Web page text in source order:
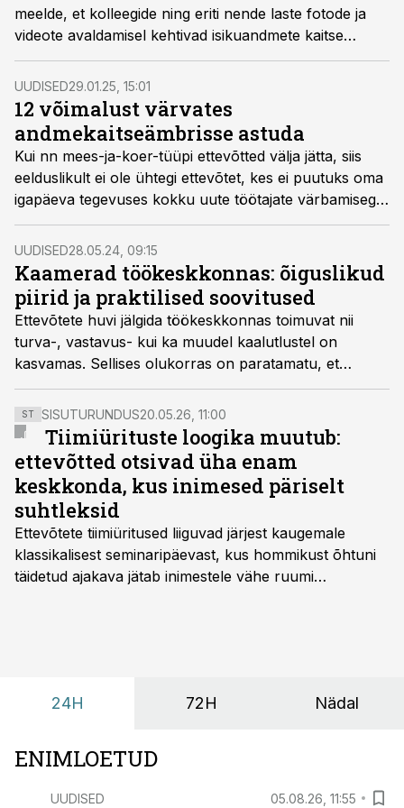
meelde, et kolleegide ning eriti nende laste fotode ja
videote avaldamisel kehtivad isikuandmete kaitse
reeglid, kuna inimese nägu, keha ja hääl on
isikuandmed, rõhutab advokaadibüroo Hedman
andmekaitse ekspert Andres Ojaver.
UUDISED29.01.25, 15:01
12 võimalust värvates
andmekaitseämbrisse astuda
Kui nn mees-ja-koer-tüüpi ettevõtted välja jätta, siis
eelduslikult ei ole ühtegi ettevõtet, kes ei puutuks oma
igapäeva tegevuses kokku uute töötajate värbamisega.
Teadlikkus, läbipaistvus, järjepidevus
(dokumenteerimine) ja turvalisus võiksid olla iga
ettevõtte baasväärtused. Niisamuti moodustub neist
andmekaitseline hügieen. Viimane on muutumas järjest
olulisemaks mõõdupuuks ihaldusväärsema tööandja
kuvandis.
UUDISED28.05.24, 09:15
Kaamerad töökeskkonnas: õiguslikud
piirid ja praktilised soovitused
Ettevõtete huvi jälgida töökeskkonnas toimuvat nii
turva-, vastavus- kui ka muudel kaalutlustel on
kasvamas. Sellises olukorras on paratamatu, et
tööandjate huvid põrkuvad töötajate
privaatsussfääriga. Millistel tingimustel on
jälgimisvahendite kasutamine töökeskkonnas lubatud
ja mida seejuures silmas pidada?
ST SISUTURUNDUS20.05.26, 11:00
Tiimiürituste loogika muutub:
ettevõtted otsivad üha enam
keskkonda, kus inimesed päriselt
suhtleksid
Ettevõtete tiimiüritused liiguvad järjest kaugemale
klassikalisest seminaripäevast, kus hommikust õhtuni
täidetud ajakava jätab inimestele vähe ruumi
24H 72H Nädal
ENIMLOETUD
UUDISED 05.08.26, 11:55